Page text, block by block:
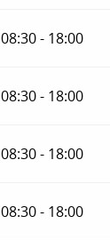
08:30 - 18:00
08:30 - 18:00
08:30 - 18:00
08:30 - 18:00